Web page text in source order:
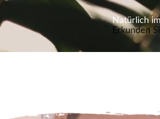
Natürlich
Erkunden